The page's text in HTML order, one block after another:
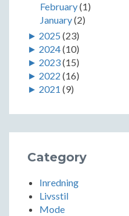
February(1)
January(2)
► 2025 (23)
► 2024(10)
► 2023(15)
► 2022 (16)
► 2021 (9)
Category
Inredning
Livsstil
Mode